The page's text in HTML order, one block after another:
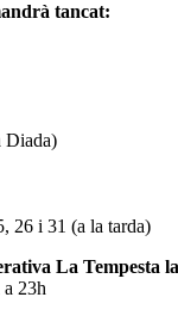
tancat:
Diada)
26 i 31 (a la tarda)
La Tempesta
23h